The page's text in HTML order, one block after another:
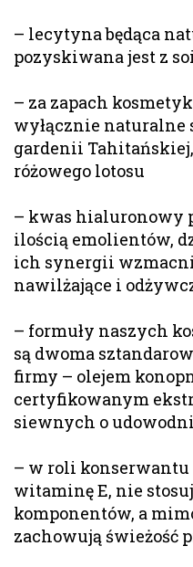
– lecytyna będąca
pozyskiwana jest z
– za zapach
wyłącznie
gardenii
różowego lotosu
– kwas hialuronowy
ilością emolientów,
ich synergii
nawilżające i
– formuły naszych
są dwoma
firmy – olejem
certyfikowanym
siewnych o
– w roli
witaminę E, nie
komponentów, a
zachowują świeżość